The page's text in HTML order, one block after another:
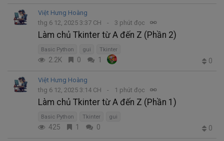
Việt Hưng Hoàng
thg 6 12, 2025 3:37 CH
3 phút đọc
Làm chủ Tkinter từ A đến Z (Phần 2)
Basic Python gui Tkinter
2.2K 0 1 0
Việt Hưng Hoàng
thg 6 12, 2025 3:14 CH
1 phút đọc
Làm chủ Tkinter từ A đến Z (Phần 1)
Basic Python Tkinter gui
425 1 0 0